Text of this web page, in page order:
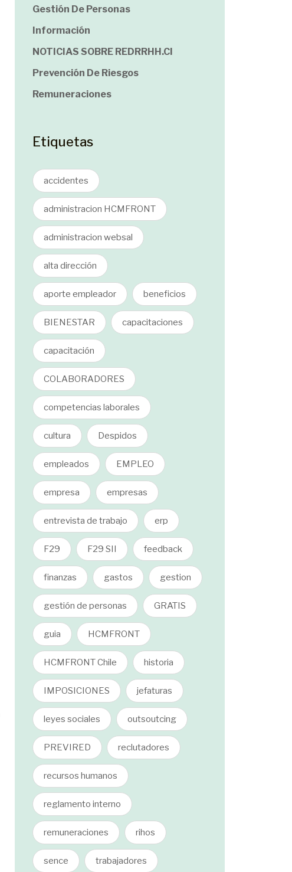
Gestión De Personas
Información
NOTICIAS SOBRE REDRRHH.cl
Prevención De Riesgos
Remuneraciones
Etiquetas
accidentes
administracion HCMFRONT
administracion websal
alta dirección
aporte empleador beneficios
BIENESTAR capacitaciones
capacitación
COLABORADORES
competencias laborales
cultura Despidos
empleados EMPLEO
empresa empresas
entrevista de trabajo erp
F29 F29 SII feedback
finanzas gastos gestion
gestión de personas GRATIS
guia HCMFRONT
HCMFRONT Chile historia
IMPOSICIONES jefaturas
leyes sociales outsoutcing
PREVIRED reclutadores
recursos humanos
reglamento interno
remuneraciones rihos
sence trabajadores